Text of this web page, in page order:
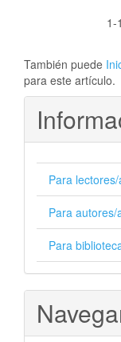
1-
También puede
para este artículo.
Para
Para autores/
Para